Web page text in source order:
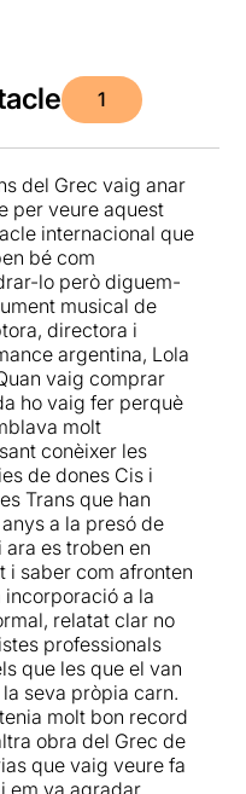
1
del Grec vaig anar
per veure aquest
internacional que
bé com
lo però diguem-
musical de
directora i
argentina, Lola
vaig comprar
ho vaig fer perquè
molt
conèixer les
de dones Cis i
Trans que han
a la presó de
ara es troben en
i saber com afronten
incorporació a la
relatat clar no
professionals
que les que el van
seva pròpia carn.
molt bon record
obra del Grec de
que vaig veure fa
em va agradar